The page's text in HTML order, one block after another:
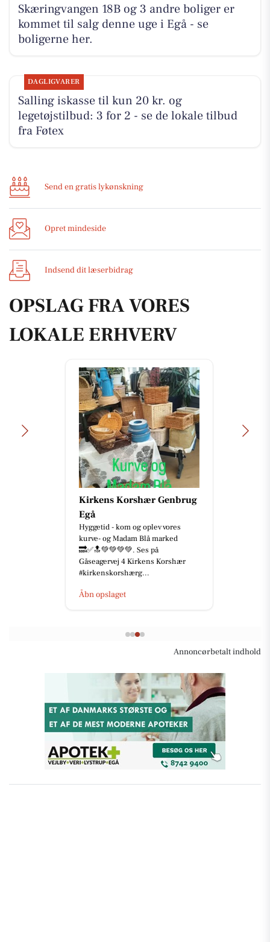
Skæringvangen 18B og 3 andre boliger er
kommet til salg denne uge i Egå - se
boligerne her.
DAGLIGVARER
Salling iskasse til kun 20 kr. og
legetøjstilbud: 3 for 2 - se de lokale tilbud
fra Føtex
Send en gratis lykønskning
Opret mindeside
Indsend dit læserbidrag
OPSLAG FRA VORES
LOKALE ERHVERV
Kirkens Korshær Genbrug
Egå
Hyggetid - kom og oplev vores
kurve- og Madam Blå marked
🔜✅🔝💚💚💚💚. Ses på
Gåseagervej 4 Kirkens Korshær
#kirkenskorshærg...
Åbn opslaget
Annoncørbetalt indhold